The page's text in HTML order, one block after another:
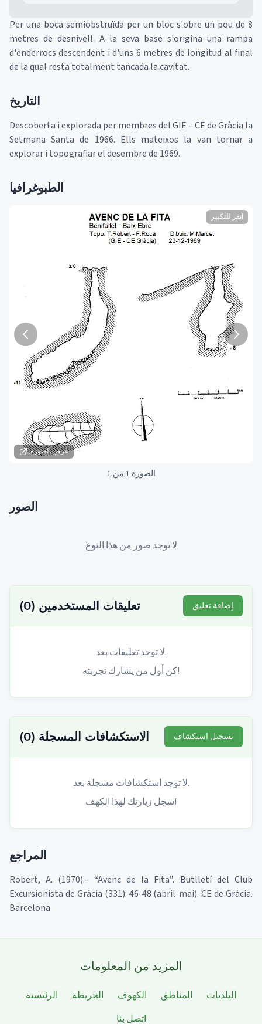
Per una boca semiobstruïda per un bloc s'obre un pou de 8
metres de desnivell. A la seva base s'origina una rampa
d'enderrocs descendent i d'uns 6 metres de longitud al final
de la qual resta totalment tancada la cavitat.
التاريخ
Descoberta i explorada per membres del GIE – CE de Gràcia la
Setmana Santa de 1966. Ells mateixos la van tornar a
explorar i topografiar el desembre de 1969.
الطبوغرافيا
عرض الصورة
انقر للتكبير
الصورة 1 من 1
الصور
لا توجد صور من هذا النوع
تعليقات المستخدمين (
0
) إضافة تعليق
لا توجد تعليقات بعد.
كن أول من يشارك تجربته!
الاستكشافات المسجلة (
0
) تسجيل استكشاف
لا توجد استكشافات مسجلة بعد.
سجل زيارتك لهذا الكهف!
المراجع
Robert, A. (1970).- “Avenc de la Fita”. Butlletí del Club
Excursionista de Gràcia (331): 46-48 (abril-mai). CE de Gràcia.
Barcelona.
المزيد من المعلومات
الرئيسية الخريطة الكهوف المناطق
البلديات
اتصل بنا